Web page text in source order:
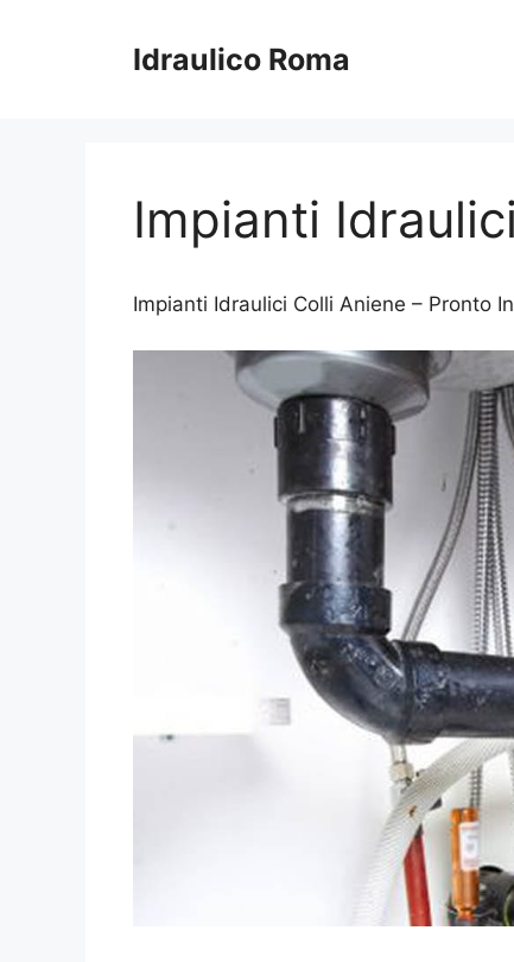
Idraulico Roma
Impianti
Impianti Idraulici Colli Aniene – Pronto